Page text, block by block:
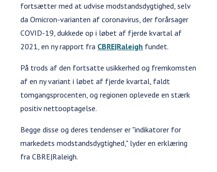
fortsætter med at udvise modstandsdygtighed, selv
da Omicron-varianten af coronavirus, der forårsager
COVID-19, dukkede op i løbet af fjerde kvartal af
2021, en ny rapport fra CBRE|Raleigh fundet.
På trods af den fortsatte usikkerhed og fremkomsten
af en ny variant i løbet af fjerde kvartal, faldt
tomgangsprocenten, og regionen oplevede en stærk
positiv nettooptagelse.
Begge disse og deres tendenser er "indikatorer for
markedets modstandsdygtighed," lyder en erklæring
fra CBRE|Raleigh.